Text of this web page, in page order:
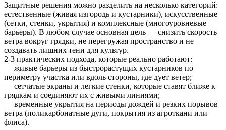
Защитные решения можно разделить на несколько категорий:
естественные (живая изгородь и кустарники), искусственные
(сетки, стенки, укрытия) и комплексные (многоуровневые
барьеры). В любом случае основная цель — снизить скорость
ветра вокруг грядки, не перегружая пространство и не
создавать лишних тени для культур.
2-3 практических подхода, которые реально работают:
— живые барьеры из быстрорастущих кустарников по
периметру участка или вдоль стороны, где дует ветер;
— сетчатые экраны и легкие стенки, которые ставят ближе к
грядкам и соединяют их с живыми линиями;
— временные укрытия на периоды дождей и резких порывов
ветра (поликарбонатные дуги, покрытия из агроткани или
флиса).